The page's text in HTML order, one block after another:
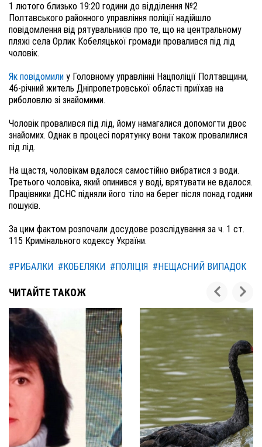
1 лютого близько 19:20 години до відділення №2
Полтавського районного управління поліції надійшло
повідомлення від рятувальників про те, що на центральному
пляжі села Орлик Кобеляцької громади провалився під лід
чоловік.
Як повідомили у Головному управлінні Нацполіції Полтавщини,
46-річний житель Дніпропетровської області приїхав на
риболовлю зі знайомими.
Чоловік провалився під лід, йому намагалися допомогти двоє
знайомих. Однак в процесі порятунку вони також провалилися
під лід.
На щастя, чоловікам вдалося самостійно вибратися з води.
Третього чоловіка, який опинився у воді, врятувати не вдалося.
Працівники ДСНС підняли його тіло на берег після понад години
пошуків.
За цим фактом розпочали досудове розслідування за ч. 1 ст.
115 Кримінального кодексу України.
#РИБАЛКИ #КОБЕЛЯКИ #ПОЛІЦІЯ #НЕЩАСНИЙ ВИПАДОК
ЧИТАЙТЕ ТАКОЖ